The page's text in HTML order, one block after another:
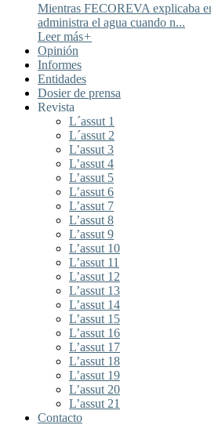
Mientras FECOREVA explicaba
administra el agua cuando n...
Leer más+
Opinión
Informes
Entidades
Dosier de prensa
Revista
L´assut 1
L´assut 2
L’assut 3
L’assut 4
L’assut 5
L’assut 6
L’assut 7
L’assut 8
L’assut 9
L’assut 10
L’assut 11
L’assut 12
L’assut 13
L’assut 14
L’assut 15
L’assut 16
L’assut 17
L’assut 18
L’assut 19
L’assut 20
L’assut 21
Contacto